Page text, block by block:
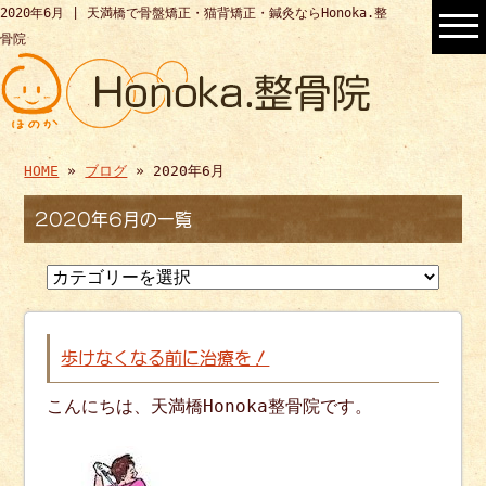
2020年6月 | 天満橋で骨盤矯正・猫背矯正・鍼灸ならHonoka.整
骨院
HOME » ブログ » 2020年6月
2020年6月の一覧
歩けなくなる前に治療を！
こんにちは、天満橋Honoka整骨院です。